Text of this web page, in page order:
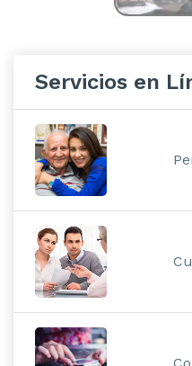
Servicios en